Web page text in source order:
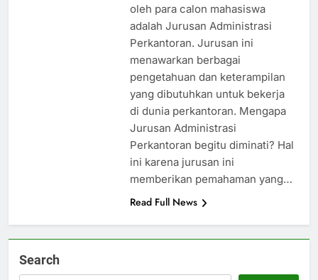
oleh para calon mahasiswa
adalah Jurusan Administrasi
Perkantoran. Jurusan ini
menawarkan berbagai
pengetahuan dan keterampilan
yang dibutuhkan untuk bekerja
di dunia perkantoran. Mengapa
Jurusan Administrasi
Perkantoran begitu diminati? Hal
ini karena jurusan ini
memberikan pemahaman yang…
Read Full News
Search